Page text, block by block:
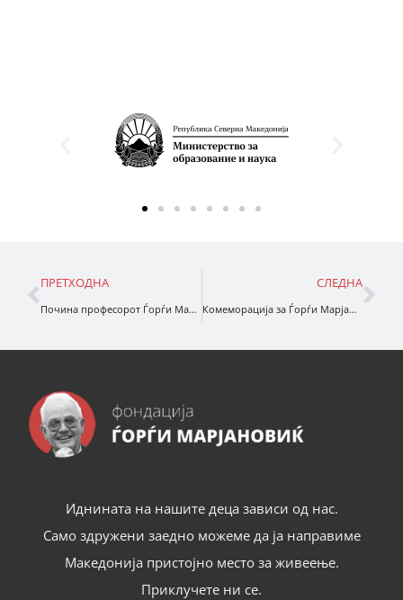
ПРЕТХОДНА
Почина професорот Ѓорѓи Марјановиќ
СЛЕДНА
Комеморација за Ѓорѓи Марјановиќ
Иднината на нашите деца зависи од нас.
Само здружени заедно можеме да ја направиме
Македонија пристојно место за живеење.
Приклучете ни се.